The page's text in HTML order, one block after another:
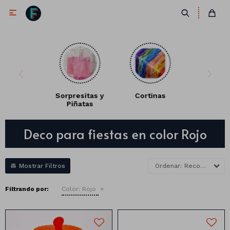

Sorpresitas y
Piñatas
Cortinas
Deco para fiestas en color Rojo
Recomendados
Filtrando por: Color: Rojo
Antifaces
Lentes
Máscaras
Corbatas
Moños
Cañones